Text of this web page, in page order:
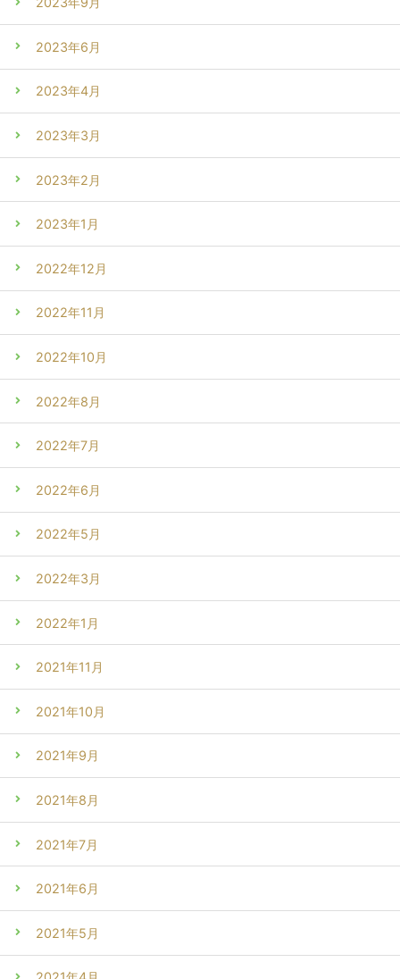
2023年6月
2023年4月
2023年3月
2023年2月
2023年1月
2022年12月
2022年11月
2022年10月
2022年8月
2022年7月
2022年6月
2022年5月
2022年3月
2022年1月
2021年11月
2021年10月
2021年9月
2021年8月
2021年7月
2021年6月
2021年5月